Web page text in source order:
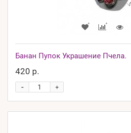
Банан Пупок Украшение Пчела.
420 р.
+
-